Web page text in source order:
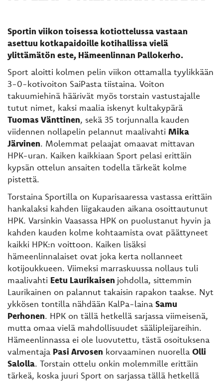
Sportin viikon toisessa kotiottelussa vastaan
asettuu kotkapaidoille kotihallissa vielä
ylittämätön este, Hämeenlinnan Pallokerho.
Sport aloitti kolmen pelin viikon ottamalla tyylikkään
3-0-kotivoiton SaiPasta tiistaina. Voiton
takuumiehinä häärivät myös torstain vastustajalle
tutut nimet, kaksi maalia iskenyt kultakypärä
Tuomas Vänttinen, sekä 35 torjunnalla kauden
viidennen nollapelin pelannut maalivahti Mika
Järvinen. Molemmat pelaajat omaavat mittavan
HPK-uran. Kaiken kaikkiaan Sport pelasi erittäin
kypsän ottelun ansaiten todella tärkeät kolme
pistettä.
Torstaina Sportilla on Kuparisaaressa vastassa erittäin
hankalaksi kahden liigakauden aikana osoittautunut
HPK. Varsinkin Vaasassa HPK on puolustanut hyvin ja
kahden kauden kolme kohtaamista ovat päättyneet
kaikki HPK:n voittoon. Kaiken lisäksi
hämeenlinnalaiset ovat joka kerta nollanneet
kotijoukkueen. Viimeksi marraskuussa nollaus tuli
maalivahti Eetu Laurikaisen johdolla, sittemmin
Laurikainen on palannut takaisin rapakon taakse. Nyt
ykkösen tontilla nähdään KalPa-laina Samu
Perhonen. HPK on tällä hetkellä sarjassa viimeisenä,
mutta omaa vielä mahdollisuudet säälipleijareihin.
Hämeenlinnassa ei ole luovutettu, tästä osoituksena
valmentaja Pasi Arvosen korvaaminen nuorella Olli
Salolla. Torstain ottelu onkin molemmille erittäin
tärkeä, koska juuri Sport on sarjassa tällä hetkellä